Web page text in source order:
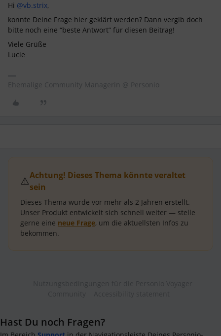
Hi @vb.strix,
konnte Deine Frage hier geklärt werden? Dann vergib doch
bitte noch eine “beste Antwort” für diesen Beitrag!
Viele Grüße
Lucie
Ehemalige Community Managerin @ Personio
⚠️Achtung! Dieses Thema könnte veraltet
sein
Dieses Thema wurde vor mehr als 2 Jahren erstellt.
Unser Produkt entwickelt sich schnell weiter — stelle
gerne eine neue Frage, um die aktuellsten Infos zu
bekommen.
Hast Du noch Fragen?